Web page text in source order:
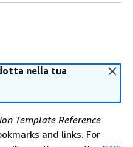
nella tua
Template Reference
and links. For